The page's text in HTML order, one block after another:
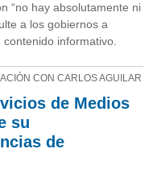
“no hay absolutamente ni
a los gobiernos a
informativo.
CON CARLOS AGUILAR
de Medios
su
de